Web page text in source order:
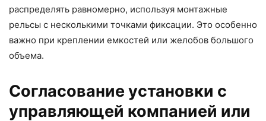
распределять равномерно, используя монтажные
рельсы с несколькими точками фиксации. Это особенно
важно при креплении емкостей или желобов большого
объема.
Согласование установки с
управляющей компанией или